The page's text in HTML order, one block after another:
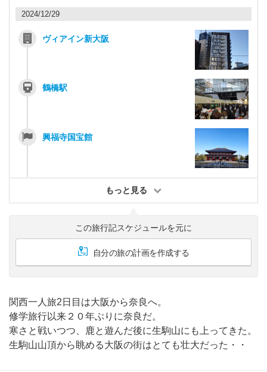
2024/12/29
ヴィアイン新大阪
鶴橋駅
興福寺国宝館
もっと見る
この旅行記スケジュールを元に
自分の旅の計画を作成する
関西一人旅2日目は大阪から奈良へ。
修学旅行以来２０年ぶりに奈良だ。
寒さと戦いつつ、鹿と遊んだ後に生駒山にも上ってきた。
生駒山山頂から眺める大阪の街はとても壮大だった・・